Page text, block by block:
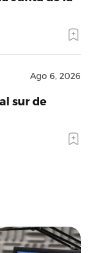
Ago 6, 2026
sur de